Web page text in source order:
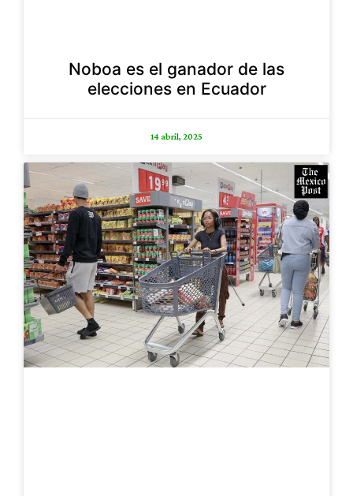
Noboa es el ganador de las
elecciones en Ecuador
14 abril, 2025